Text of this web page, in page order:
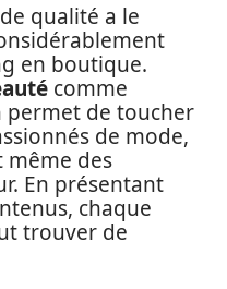
qualité a le
en boutique.
comme
de toucher
de mode,
même des
En présentant
chaque
trouver de